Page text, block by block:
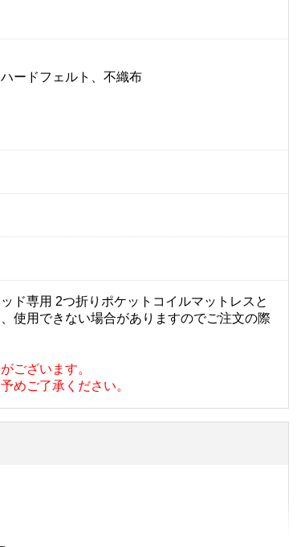
ードフェルト、不織布
ド専用 2つ折りポケットコイルマットレスと
使用できない場合がありますのでご注文の際
ございます。
めご了承ください。